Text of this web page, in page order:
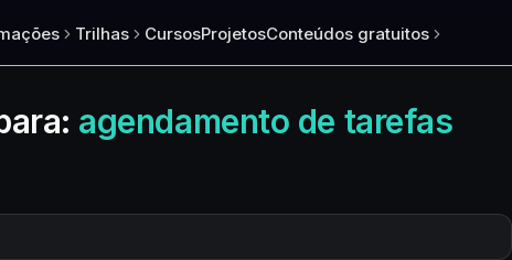
Trilhas CursosProjetosConteúdos gratuitos
agendamento de tarefas